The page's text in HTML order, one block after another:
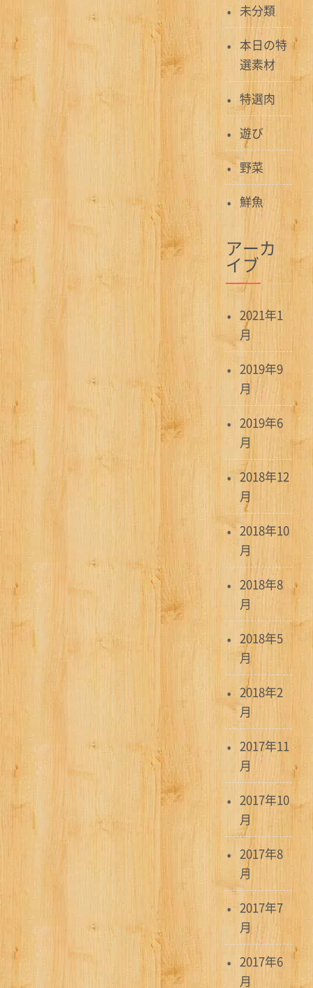
未分類
本日の特
選素材
特選肉
遊び
野菜
鮮魚
アーカ
イブ
2021年1
月
2019年9
月
2019年6
月
2018年12
月
2018年10
月
2018年8
月
2018年5
月
2018年2
月
2017年11
月
2017年10
月
2017年8
月
2017年7
月
2017年6
月